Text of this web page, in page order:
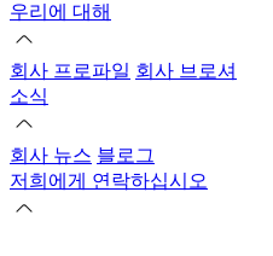
우리에 대해
회사 프로파일 회사 브로셔
소식
회사 뉴스 블로그
저희에게 연락하십시오